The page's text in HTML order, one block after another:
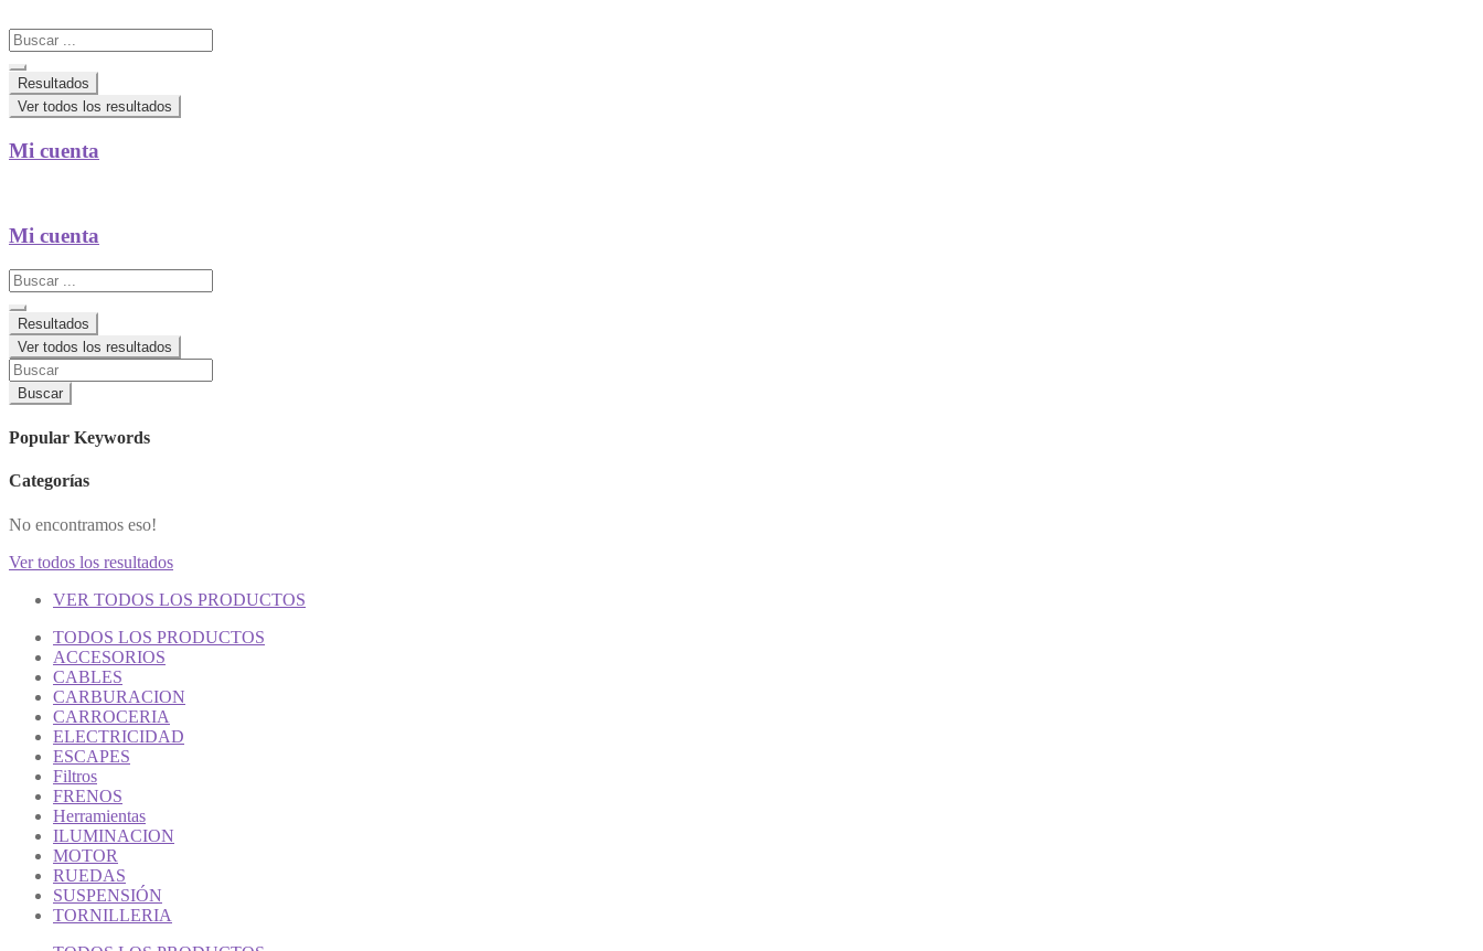
Search
...
Resultados
Ver todos los resultados
Mi cuenta
Mi cuenta
Search
...
Resultados
Ver todos los resultados
Buscar
Popular Keywords
Categorías
No encontramos eso!
Ver todos los resultados
VER TODOS LOS PRODUCTOS
TODOS LOS PRODUCTOS
ACCESORIOS
CABLES
CARBURACION
CARROCERIA
ELECTRICIDAD
ESCAPES
Filtros
FRENOS
Herramientas
ILUMINACION
MOTOR
RUEDAS
SUSPENSIÓN
TORNILLERIA